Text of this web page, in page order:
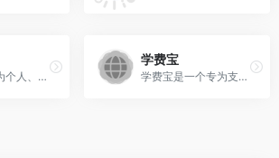
站长支付是为个人、商家及企业提供一站式支付解决方案的聚合支付平台，支持微信、支付宝等主流支付方式，具有快速开户、便捷部署、资金安全等核心优势，适用于电商、教育、旅游等需要快速接入支付功能的场景，尤其适合个人站长及中小开发者。
学费宝
‌学费宝‌是一个专为支付海外学费设计的跨境支付网站，隶属于SnapPay，支持微信、支付宝，银联等支付方式，其主要功能是为用户提供便捷、安全的海外学费支付服务‌。